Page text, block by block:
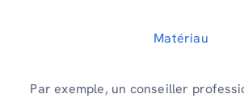
Matériau
Par exemple, un conseiller